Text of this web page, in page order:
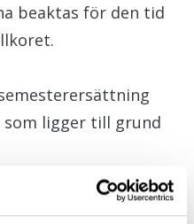
beaktas för den tid
som ligger till grund
av din